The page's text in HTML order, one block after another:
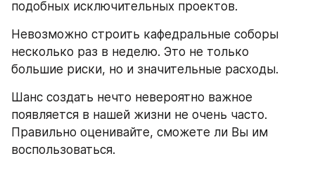
подобных исключительных проектов.
Невозможно строить кафедральные соборы
несколько раз в неделю. Это не только
большие риски, но и значительные расходы.
Шанс создать нечто невероятно важное
появляется в нашей жизни не очень часто.
Правильно оценивайте, сможете ли Вы им
воспользоваться.